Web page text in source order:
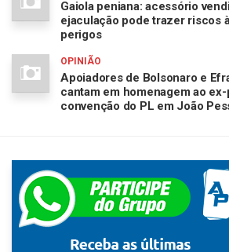
Gaiola peniana: acessório
ejaculação pode trazer riscos
perigos
OPINIÃO
Apoiadores de Bolsonaro e
cantam em homenagem ao
convenção do PL em João